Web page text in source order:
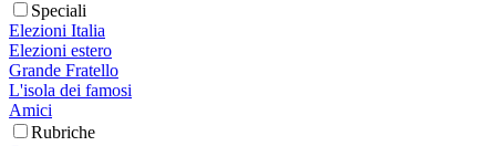
Speciali
Elezioni Italia
Elezioni estero
Grande Fratello
L'isola dei famosi
Amici
Rubriche